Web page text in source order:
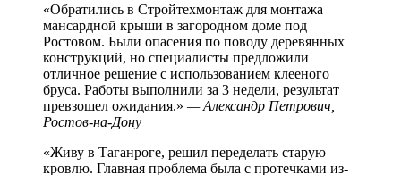
«Обратились в Стройтехмонтаж для монтажа
мансардной крыши в загородном доме под
Ростовом. Были опасения по поводу деревянных
конструкций, но специалисты предложили
отличное решение с использованием клееного
бруса. Работы выполнили за 3 недели, результат
превзошел ожидания.» — Александр Петрович,
Ростов-на-Дону
«Живу в Таганроге, решил переделать старую
кровлю. Главная проблема была с протечками из-